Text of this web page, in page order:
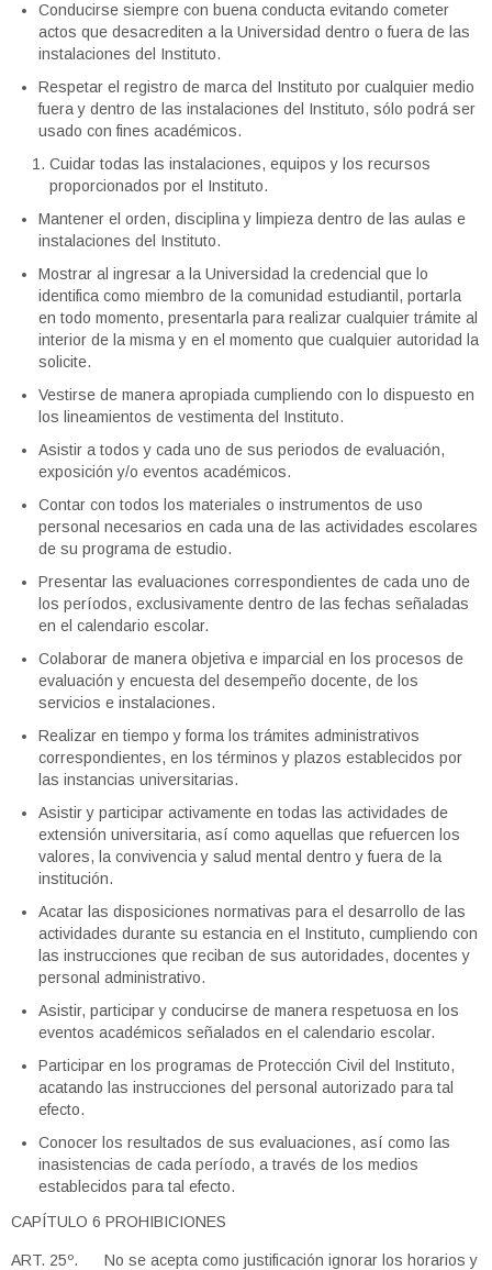
Conducirse siempre con buena conducta evitando cometer
actos que desacrediten a la Universidad dentro o fuera de las
instalaciones del Instituto.
Respetar el registro de marca del Instituto por cualquier medio
fuera y dentro de las instalaciones del Instituto, sólo podrá ser
usado con fines académicos.
Cuidar todas las instalaciones, equipos y los recursos
proporcionados por el Instituto.
Mantener el orden, disciplina y limpieza dentro de las aulas e
instalaciones del Instituto.
Mostrar al ingresar a la Universidad la credencial que lo
identifica como miembro de la comunidad estudiantil, portarla
en todo momento, presentarla para realizar cualquier trámite al
interior de la misma y en el momento que cualquier autoridad la
solicite.
Vestirse de manera apropiada cumpliendo con lo dispuesto en
los lineamientos de vestimenta del Instituto.
Asistir a todos y cada uno de sus periodos de evaluación,
exposición y/o eventos académicos.
Contar con todos los materiales o instrumentos de uso
personal necesarios en cada una de las actividades escolares
de su programa de estudio.
Presentar las evaluaciones correspondientes de cada uno de
los períodos, exclusivamente dentro de las fechas señaladas
en el calendario escolar.
Colaborar de manera objetiva e imparcial en los procesos de
evaluación y encuesta del desempeño docente, de los
servicios e instalaciones.
Realizar en tiempo y forma los trámites administrativos
correspondientes, en los términos y plazos establecidos por
las instancias universitarias.
Asistir y participar activamente en todas las actividades de
extensión universitaria, así como aquellas que refuercen los
valores, la convivencia y salud mental dentro y fuera de la
institución.
Acatar las disposiciones normativas para el desarrollo de las
actividades durante su estancia en el Instituto, cumpliendo con
las instrucciones que reciban de sus autoridades, docentes y
personal administrativo.
Asistir, participar y conducirse de manera respetuosa en los
eventos académicos señalados en el calendario escolar.
Participar en los programas de Protección Civil del Instituto,
acatando las instrucciones del personal autorizado para tal
efecto.
Conocer los resultados de sus evaluaciones, así como las
inasistencias de cada período, a través de los medios
establecidos para tal efecto.
CAPÍTULO 6 PROHIBICIONES
ART. 25º. No se acepta como justificación ignorar los horarios y